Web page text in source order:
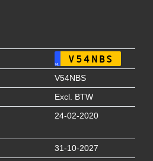
NL V54NBS
V54NBS
Excl. BTW
24-02-2020
31-10-2027